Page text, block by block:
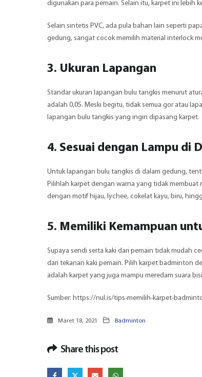
digunakan para pemain. Selain itu, karpet ini lebih
Selain sintetis PVC, ada pula bahan lain seperti
gedung, sangat cocok memilih material interlock
3. Ukuran Lapangan
Standar ukuran lapangan bulu tangkis menurut
adalah 0,05. Meski begitu, tidak semua gor atau
lapangan bulu tangkis yang ingin dipasang karpet.
4. Sesuai dengan Lampu di
Untuk lapangan bulu tangkis di dalam gedung,
Pilihlah karpet dengan warna yang tidak
dengan motif hijau, lychee, cokelat kayu, biru,
5. Memiliki Kemampuan
Supaya sendi serta kaki dari pemain tidak mudah
dari tekanan kaki pemain. Pilih karpet badminton
adalah karpet yang juga mampu meredam suara
Sumber: https://nul.is/tips-memilih-karpet-
Maret 18, 2021 Badminton
Share this post